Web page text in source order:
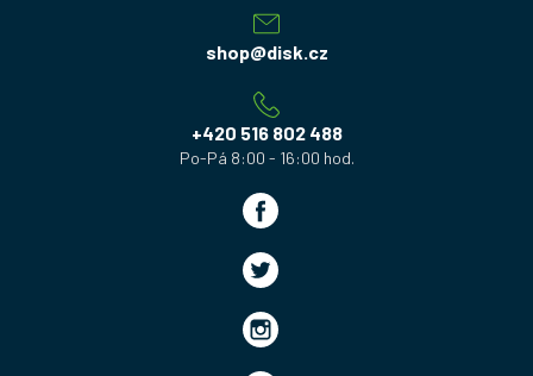
shop@disk.cz
+420 516 802 488